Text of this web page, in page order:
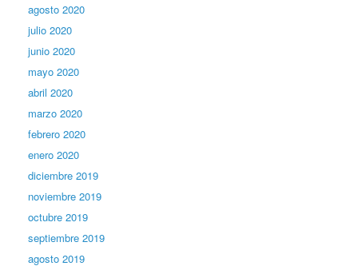
agosto 2020
julio 2020
junio 2020
mayo 2020
abril 2020
marzo 2020
febrero 2020
enero 2020
diciembre 2019
noviembre 2019
octubre 2019
septiembre 2019
agosto 2019